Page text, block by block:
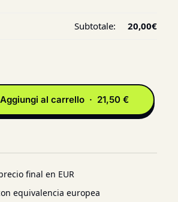
Subtotale: 20,00€
Aggiungi al carrello · 21,50 €
final en EUR
equivalencia europea